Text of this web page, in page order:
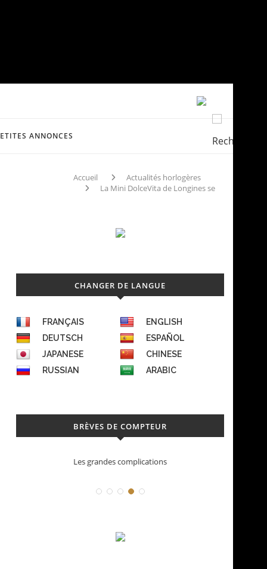
ANNONCES
Accueil
Actualités horlogères
La Mini DolceVita de Longines se
CHANGER DE LANGUE
FRANÇAIS
ENGLISH
DEUTSCH
ESPAÑOL
JAPANESE
CHINESE
RUSSIAN
ARABIC
BRÈVES DE COMPTEUR
Les grandes complications